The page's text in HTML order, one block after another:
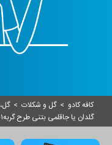
کافه کادو >گل و شکلات >
گلدان یا جاقلمی بتنی طرح گربهDCO۴۳-۱